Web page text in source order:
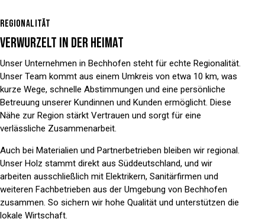
REGIONALITÄT
VERWURZELT IN DER HEIMAT
Unser Unternehmen in Bechhofen steht für echte Regionalität.
Unser Team kommt aus einem Umkreis von etwa 10 km, was
kurze Wege, schnelle Abstimmungen und eine persönliche
Betreuung unserer Kundinnen und Kunden ermöglicht. Diese
Nähe zur Region stärkt Vertrauen und sorgt für eine
verlässliche Zusammenarbeit.
Auch bei Materialien und Partnerbetrieben bleiben wir regional.
Unser Holz stammt direkt aus Süddeutschland, und wir
arbeiten ausschließlich mit Elektrikern, Sanitärfirmen und
weiteren Fachbetrieben aus der Umgebung von Bechhofen
zusammen. So sichern wir hohe Qualität und unterstützen die
lokale Wirtschaft.